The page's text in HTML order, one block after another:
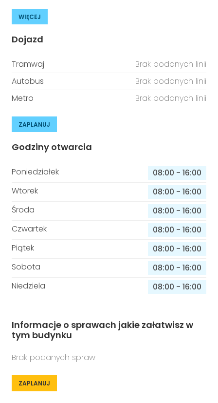
WIĘCEJ
Dojazd
Tramwaj
Brak podanych linii
Autobus
Brak podanych linii
Metro
Brak podanych linii
ZAPLANUJ
Godziny otwarcia
Poniedziałek 08:00 - 16:00
Wtorek
08:00 - 16:00
Środa
08:00 - 16:00
Czwartek
08:00 - 16:00
Piątek
08:00 - 16:00
Sobota
08:00 - 16:00
Niedziela
08:00 - 16:00
Informacje o sprawach jakie załatwisz w
tym budynku
Brak podanych spraw
ZAPLANUJ